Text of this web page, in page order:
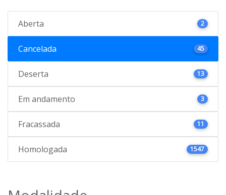
Aberta 2
Cancelada 45
Deserta 13
Em andamento 3
Fracassada 11
Homologada 1547